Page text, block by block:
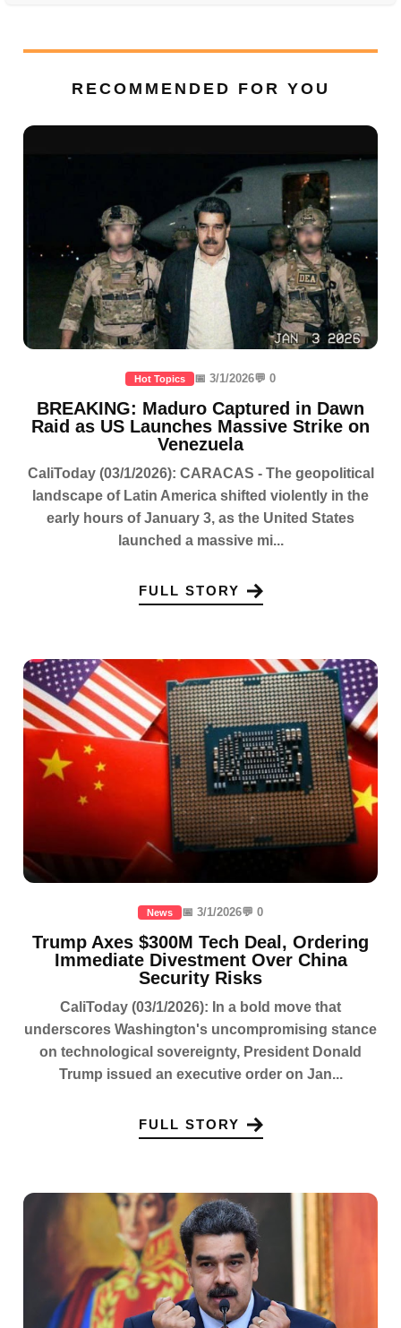
RECOMMENDED FOR YOU
Hot Topics 📅 3/1/2026💬 0
BREAKING: Maduro Captured in Dawn
Raid as US Launches Massive Strike on
Venezuela
CaliToday (03/1/2026): CARACAS - The geopolitical
landscape of Latin America shifted violently in the
early hours of January 3, as the United States
launched a massive mi...
FULL STORY
News 📅 3/1/2026💬 0
Trump Axes $300M Tech Deal, Ordering
Immediate Divestment Over China
Security Risks
CaliToday (03/1/2026): In a bold move that
underscores Washington's uncompromising stance
on technological sovereignty, President Donald
Trump issued an executive order on Jan...
FULL STORY